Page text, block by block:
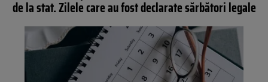
de la stat. Zilele care au fost declarate sărbători legale